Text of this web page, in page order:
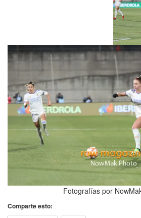
Fotografías por
Comparte esto: